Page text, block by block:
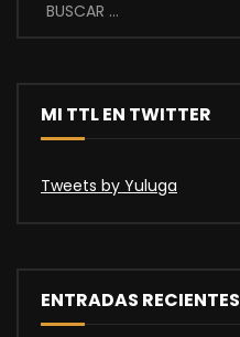
MI TTL EN TWITTER
Tweets by Yuluga
ENTRADAS RECIENTES